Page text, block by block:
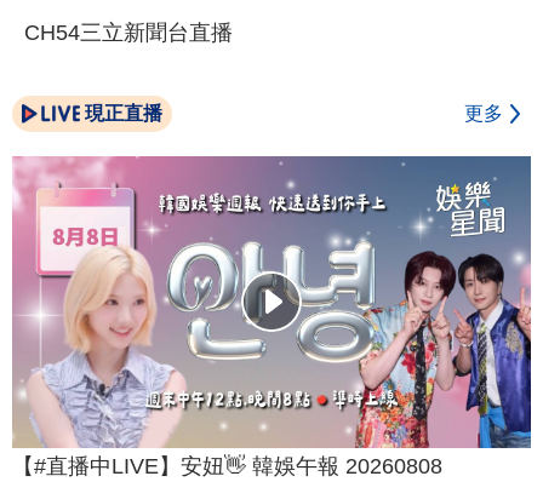
CH54三立新聞台直播
現正直播 更多
【#直播中LIVE】安妞👋 韓娛午報 20260808